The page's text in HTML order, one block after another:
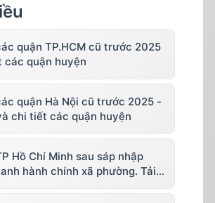
quận TP.HCM cũ trước 2025
các quận huyện
quận Hà Nội cũ trước 2025 -
chi tiết các quận huyện
Hồ Chí Minh sau sáp nhập
hành chính xã phường. Tải